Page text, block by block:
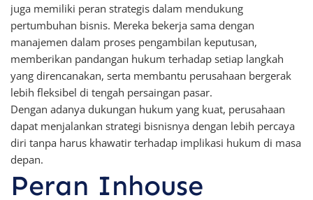
juga memiliki peran strategis dalam mendukung
pertumbuhan bisnis. Mereka bekerja sama dengan
manajemen dalam proses pengambilan keputusan,
memberikan pandangan hukum terhadap setiap langkah
yang direncanakan, serta membantu perusahaan bergerak
lebih fleksibel di tengah persaingan pasar.
Dengan adanya dukungan hukum yang kuat, perusahaan
dapat menjalankan strategi bisnisnya dengan lebih percaya
diri tanpa harus khawatir terhadap implikasi hukum di masa
depan.
Peran Inhouse